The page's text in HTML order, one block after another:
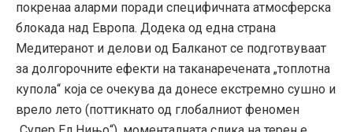
покренаа аларми поради специфичната атмосферска
блокада над Европа. Додека од една страна
Медитеранот и делови од Балканот се подготвуваат
за долгорочните ефекти на таканаречената „топлотна
купола“ која се очекува да донесе екстремно сушно и
врело лето (поттикнато од глобалниот феномен